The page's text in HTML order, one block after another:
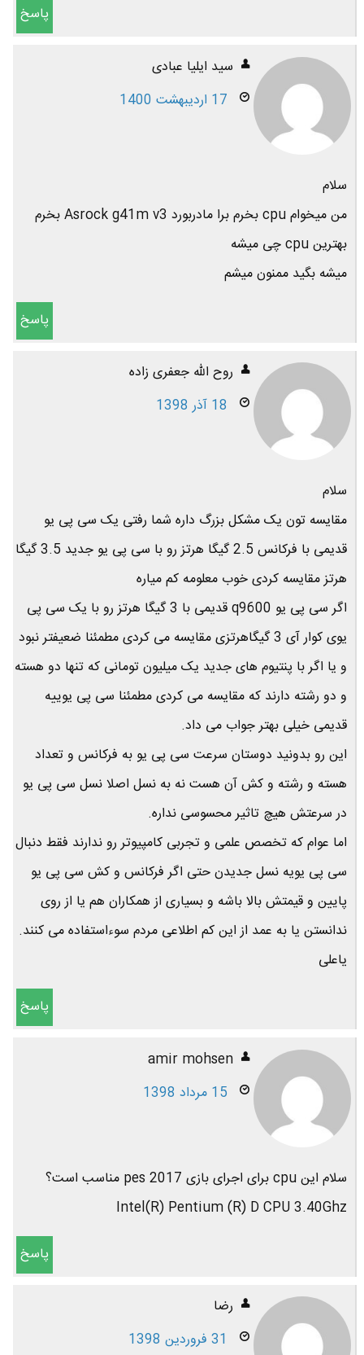
پاسخ
سید ایلیا عبادی
17 اردیبهشت 1400
سلام
من میخوام cpu بخرم برا مادربورد Asrock g41m v3 بخرم
بهترین cpu چی میشه
میشه بگید ممنون میشم
پاسخ
روح الله جعفری زاده
18 آذر 1398
سلام
مقایسه تون یک مشکل بزرگ داره شما رفتی یک سی پی یو
قدیمی با فرکانس 2.5 گیگا هرتز رو با سی پی یو جدید 3.5 گیگا
هرتز مقایسه کردی خوب معلومه کم میاره
اگر سی پی یو q9600 قدیمی با 3 گیگا هرتز رو با یک سی پی
یوی کوار آی 3 گیگاهرتزی مقایسه می کردی مطمئنا ضعیفتر نبود
و یا اگر با پنتیوم های جدید یک میلیون تومانی که تنها دو هسته
و دو رشته دارند که مقایسه می کردی مطمئنا سی پی یوییه
قدیمی خیلی بهتر جواب می داد.
این رو بدونید دوستان سرعت سی پی یو به فرکانس و تعداد
هسته و رشته و کش آن هست نه به نسل اصلا نسل سی پی یو
در سرعتش هیچ تاثیر محسوسی نداره.
اما عوام که تخصص علمی و تجربی کامپیوتر رو ندارند فقط دنبال
سی پی یویه نسل جدیدن حتی اگر فرکانس و کش سی پی یو
پایین و قیمتش بالا باشه و بسیاری از همکاران هم یا از روی
ندانستن یا به عمد از این کم اطلاعی مردم سوءاستفاده می کنند.
یاعلی
پاسخ
amir mohsen
15 مرداد 1398
سلام این cpu برای اجرای بازی pes 2017 مناسب است؟
Intel(R) Pentium (R) D CPU 3.40Ghz
پاسخ
رضا
31 فروردین 1398